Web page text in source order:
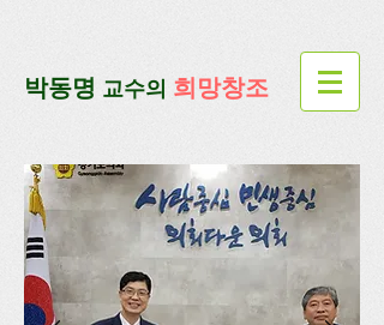
​박동명 교수의 희망창조